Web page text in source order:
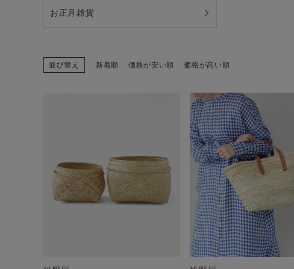
ギフト
ご利用ガイド
お正月雑貨
並び替え 新着順 価格が安い順 価格が高い順